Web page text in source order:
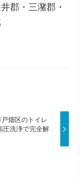
郡・三潴郡・
畑区のトイレ
圧洗浄で完全解